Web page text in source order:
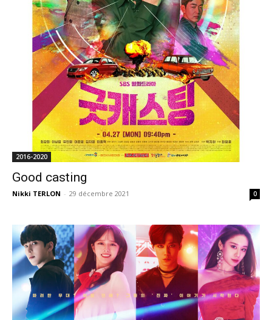
2016-2020
Good casting
Nikki TERLON - 29 décembre 2021 0